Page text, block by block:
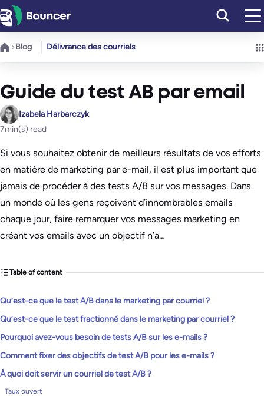
Aller
au
contenu
Blog Délivrance des courriels
Guide du test AB par email
Izabela Harbarczyk
7min(s) read
Si vous souhaitez obtenir de meilleurs résultats de vos efforts
en matière de marketing par e-mail, il est plus important que
jamais de procéder à des tests A/B sur vos messages. Dans
un monde où les gens reçoivent d’innombrables emails
chaque jour, faire remarquer vos messages marketing en
créant vos emails avec un objectif n’a…
Table of content
Qu’est-ce que le test A/B dans le marketing par courriel ?
Qu’est-ce que le test fractionné dans le marketing par courriel ?
Pourquoi avez-vous besoin de tests A/B sur les e-mails ?
Comment fixer des objectifs de test A/B pour les e-mails ?
À quoi doit servir un courriel de test A/B ?
Taux ouvert